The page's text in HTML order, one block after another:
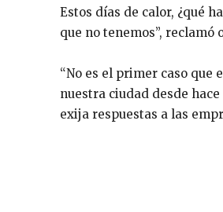
Estos días de calor, ¿qué
que no tenemos”, reclamó
“No es el primer caso que
nuestra ciudad desde
exija respuestas a las